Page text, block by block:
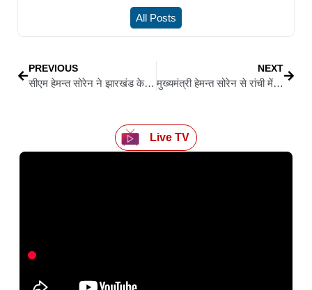
All Posts
PREVIOUS
सीएम हेमन्त सोरेन ने झारखंड के युवाओं को दी सौगात, 9000 को मिली सरकारी नौकरी
NEXT
मुख्यमंत्री हेमन्त सोरेन से रांची में विधायक पूर्णिमा साहू ने की मुलाकात
Live TV